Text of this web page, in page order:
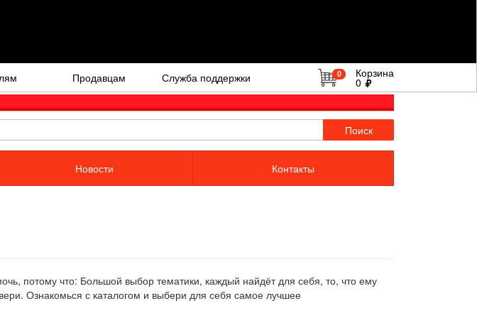
Поиск
Новости Контакты
потому что: Большой выбор тематики, каждый найдёт для себя, то, что ему
Ознакомься с каталогом и выбери для себя самое лучшее
Продавцам Служба поддержки 0 Корзина
0